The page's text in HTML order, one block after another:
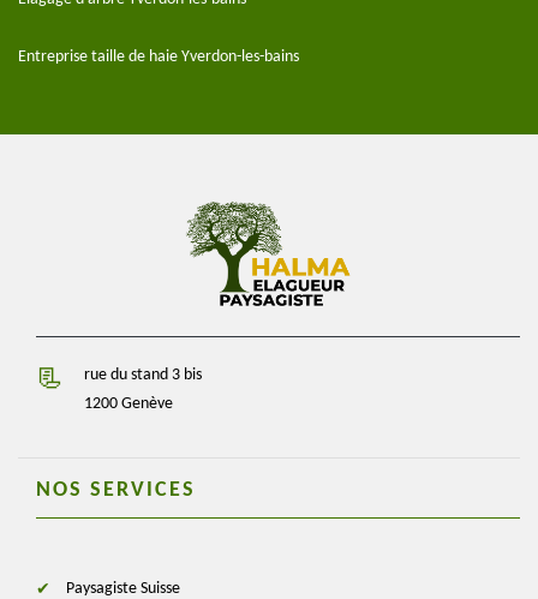
Entreprise taille de haie Yverdon-les-bains
rue du stand 3 bis
1200 Genève
NOS SERVICES
Paysagiste Suisse